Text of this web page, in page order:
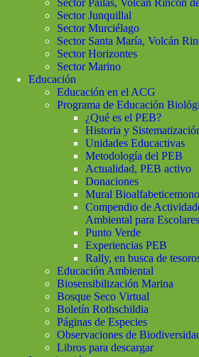
Sector Pailas, Volcán Rincón
Sector Junquillal
Sector Murciélago
Sector Santa María, Volcán
Sector Horizontes
Sector Marino
Educación
Educación en el ACG
Programa de Educación
¿Qué es el PEB?
Historia y
Unidades Educactivas
Metodología del PEB
Actualidad, PEB activo
Donaciones
Mural
Compendio de
Ambiental para
Punto Verde
Experiencias PEB
Rally, en busca de
Educación Ambiental
Biosensibilización Marina
Bosque Seco Virtual
Boletín Rothschildia
Páginas de Especies
Observaciones de
Libros para descargar